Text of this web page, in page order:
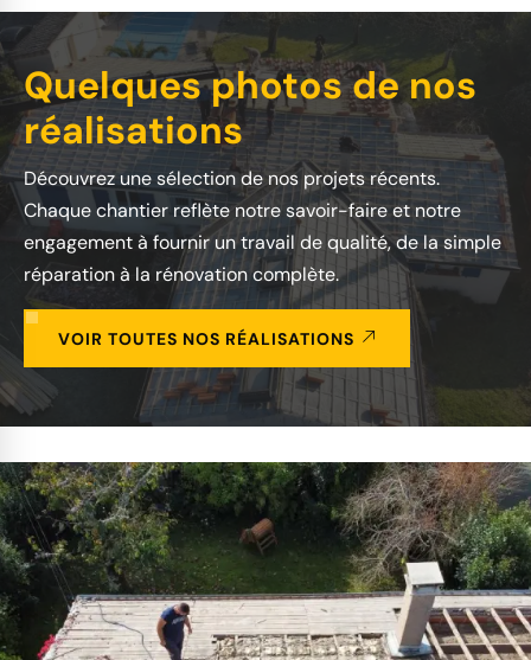
Quelques photos de nos
réalisations
Découvrez une sélection de nos projets récents.
Chaque chantier reflète notre savoir-faire et notre
engagement à fournir un travail de qualité, de la simple
réparation à la rénovation complète.
VOIR TOUTES NOS RÉALISATIONS